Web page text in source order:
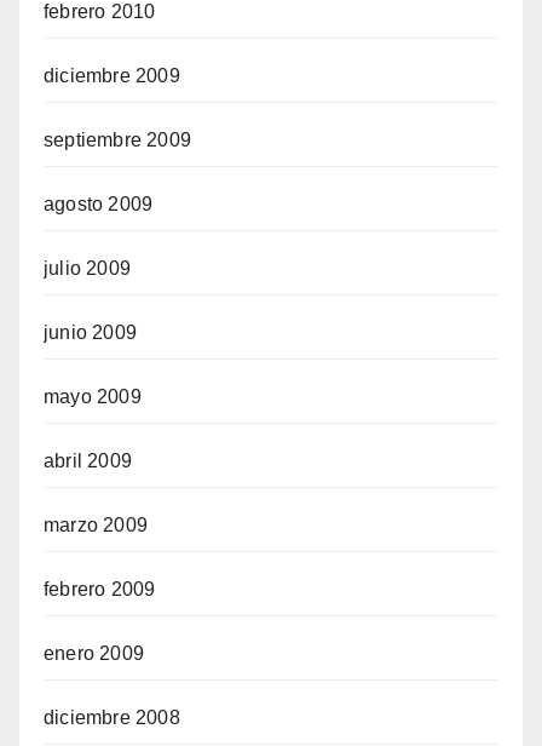
febrero 2010
diciembre 2009
septiembre 2009
agosto 2009
julio 2009
junio 2009
mayo 2009
abril 2009
marzo 2009
febrero 2009
enero 2009
diciembre 2008